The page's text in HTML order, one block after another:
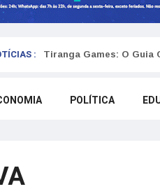
: Tiranga Games: O Guia
POLÍTICA